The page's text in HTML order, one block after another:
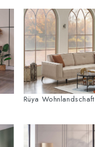
Rüya Wohnlandschaft